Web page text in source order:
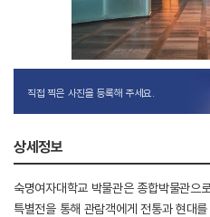
직접 찍은 사진을 등록해 주세요.
상세정보
숙명여자대학교 박물관은 종합박물관으
특별전을 통해 관람객에게 전통과 현대